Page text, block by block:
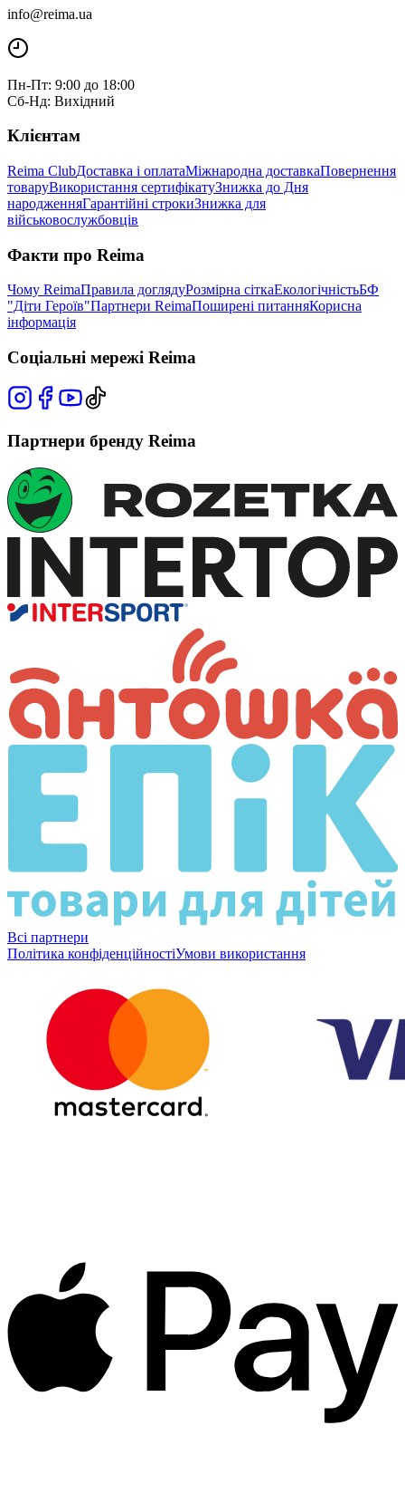
info@reima.ua
Пн-Пт: 9:00 до 18:00
Сб-Нд: Вихідний
Клієнтам
Reima ClubДоставка і оплатаМіжнародна доставкаПовернення
товаруВикористання сертифікатуЗнижка до Дня
народженняГарантійні строкиЗнижка для
військовослужбовців
Факти про Reima
Чому ReimaПравила доглядуРозмірна сіткаЕкологічністьБФ
"Діти Героїв"Партнери ReimaПоширені питанняКорисна
інформація
Соціальні мережі Reima
Партнери бренду Reima
Всі партнери
Політика конфіденційностіУмови використання